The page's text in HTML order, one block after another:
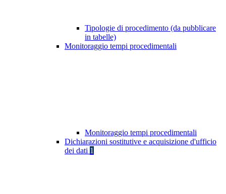
Tipologie di procedimento (da pubblicare
in tabelle)
Monitoraggio tempi procedimentali
Monitoraggio tempi procedimentali
Dichiarazioni sostitutive e acquisizione d'ufficio
dei dati 1